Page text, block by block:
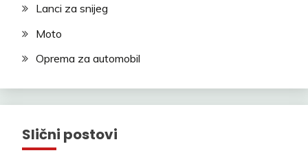
Lanci za snijeg
Moto
Oprema za automobil
Slični postovi